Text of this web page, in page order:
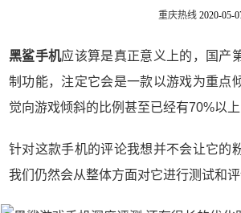
重庆热线 2020-05-
黑鲨手机应该算是真正意义上的，国产
制功能，注定它会是一款以游戏为重点
觉向游戏倾斜的比例甚至已经有70%以上
针对这款手机的评论我想并不会让它的
我们仍然会从整体方面对它进行测试和